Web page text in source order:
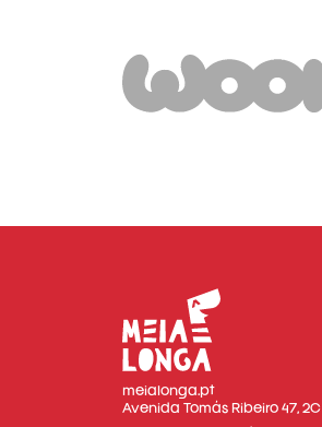
meialonga.pt
Avenida Tomás Ribeiro 47, 2C